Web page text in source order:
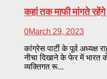
कहां तक माफी मांगते रहेंगे
0March 29, 2023
कांग्रेस पार्टी के पूर्व अध्यक्ष
नीचा दिखाने के फेर में भारत
व्यक्तिगत रू...